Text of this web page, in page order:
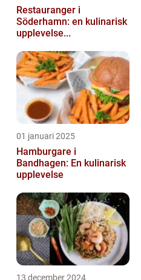
Restauranger i
Söderhamn: en kulinarisk
upplevelse...
01 januari 2025
Hamburgare i
Bandhagen: En kulinarisk
upplevelse
13 december 2024